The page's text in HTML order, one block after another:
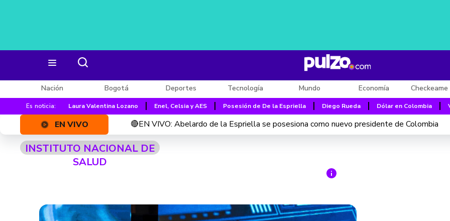
Nación Bogotá Deportes Tecnología Mundo Economía
Es noticia: Laura Valentina Lozano Enel, Celsia y AES Posesión de De la Espriella Diego Rueda Dólar en Colombia
EN VIVO 🔴EN VIVO: Abelardo de la Espriella se posesiona como nuevo presidente de Colombia
INSTITUTO NACIONAL DE
SALUD